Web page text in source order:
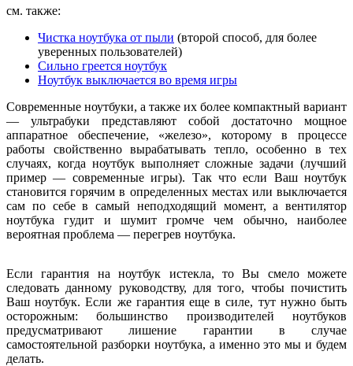
см. также:
Чистка ноутбука от пыли (второй способ, для более
уверенных пользователей)
Сильно греется ноутбук
Ноутбук выключается во время игры
Современные ноутбуки, а также их более компактный вариант
— ультрабуки представляют собой достаточно мощное
аппаратное обеспечение, «железо», которому в процессе
работы свойственно вырабатывать тепло, особенно в тех
случаях, когда ноутбук выполняет сложные задачи (лучший
пример — современные игры). Так что если Ваш ноутбук
становится горячим в определенных местах или выключается
сам по себе в самый неподходящий момент, а вентилятор
ноутбука гудит и шумит громче чем обычно, наиболее
вероятная проблема — перегрев ноутбука.
Если гарантия на ноутбук истекла, то Вы смело можете
следовать данному руководству, для того, чтобы почистить
Ваш ноутбук. Если же гарантия еще в силе, тут нужно быть
осторожным: большинство производителей ноутбуков
предусматривают лишение гарантии в случае
самостоятельной разборки ноутбука, а именно это мы и будем
делать.